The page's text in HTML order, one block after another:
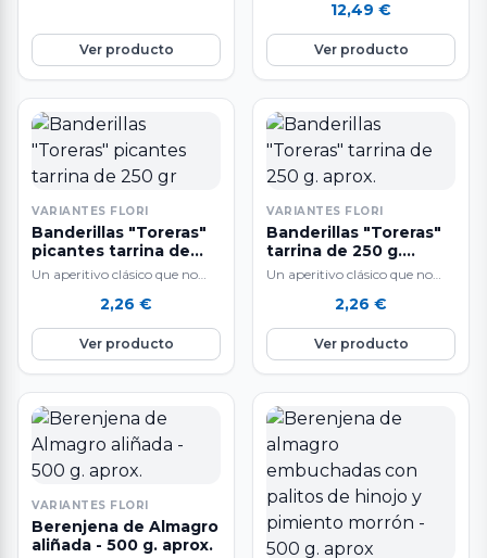
Ver producto
con Sedales y Anzuelo muy
selecto sin piel ni…
12,49 €
Ver producto
VARIANTES FLORI
Banderillas "Toreras"
picantes tarrina de
250 gr
Un aperitivo clásico que no
2,26 €
Ver producto
VARIANTES FLORI
Banderillas "Toreras"
tarrina de 250 g.
aprox.
Un aperitivo clásico que no
2,26 €
Ver producto
VARIANTES FLORI
Berenjena de Almagro
aliñada - 500 g. aprox.